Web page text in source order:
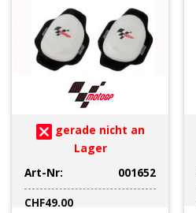
gerade nicht an
Lager
Art-Nr:
001652
CHF49.00